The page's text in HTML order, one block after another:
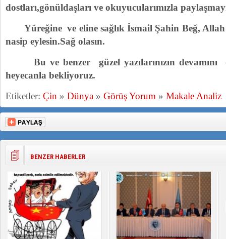
dostları,gönüldaşları ve okuyucularımızla
Yüreğine ve eline sağlık İsmail Şahin Beğ, Allah
nasip eylesin.Sağ olasın.
Bu ve benzer güzel yazılarınızın devamını
heyecanla bekliyoruz.
Etiketler: Çin » Dünya » Görüş Yorum » Makale Analiz
BENZER HABERLER